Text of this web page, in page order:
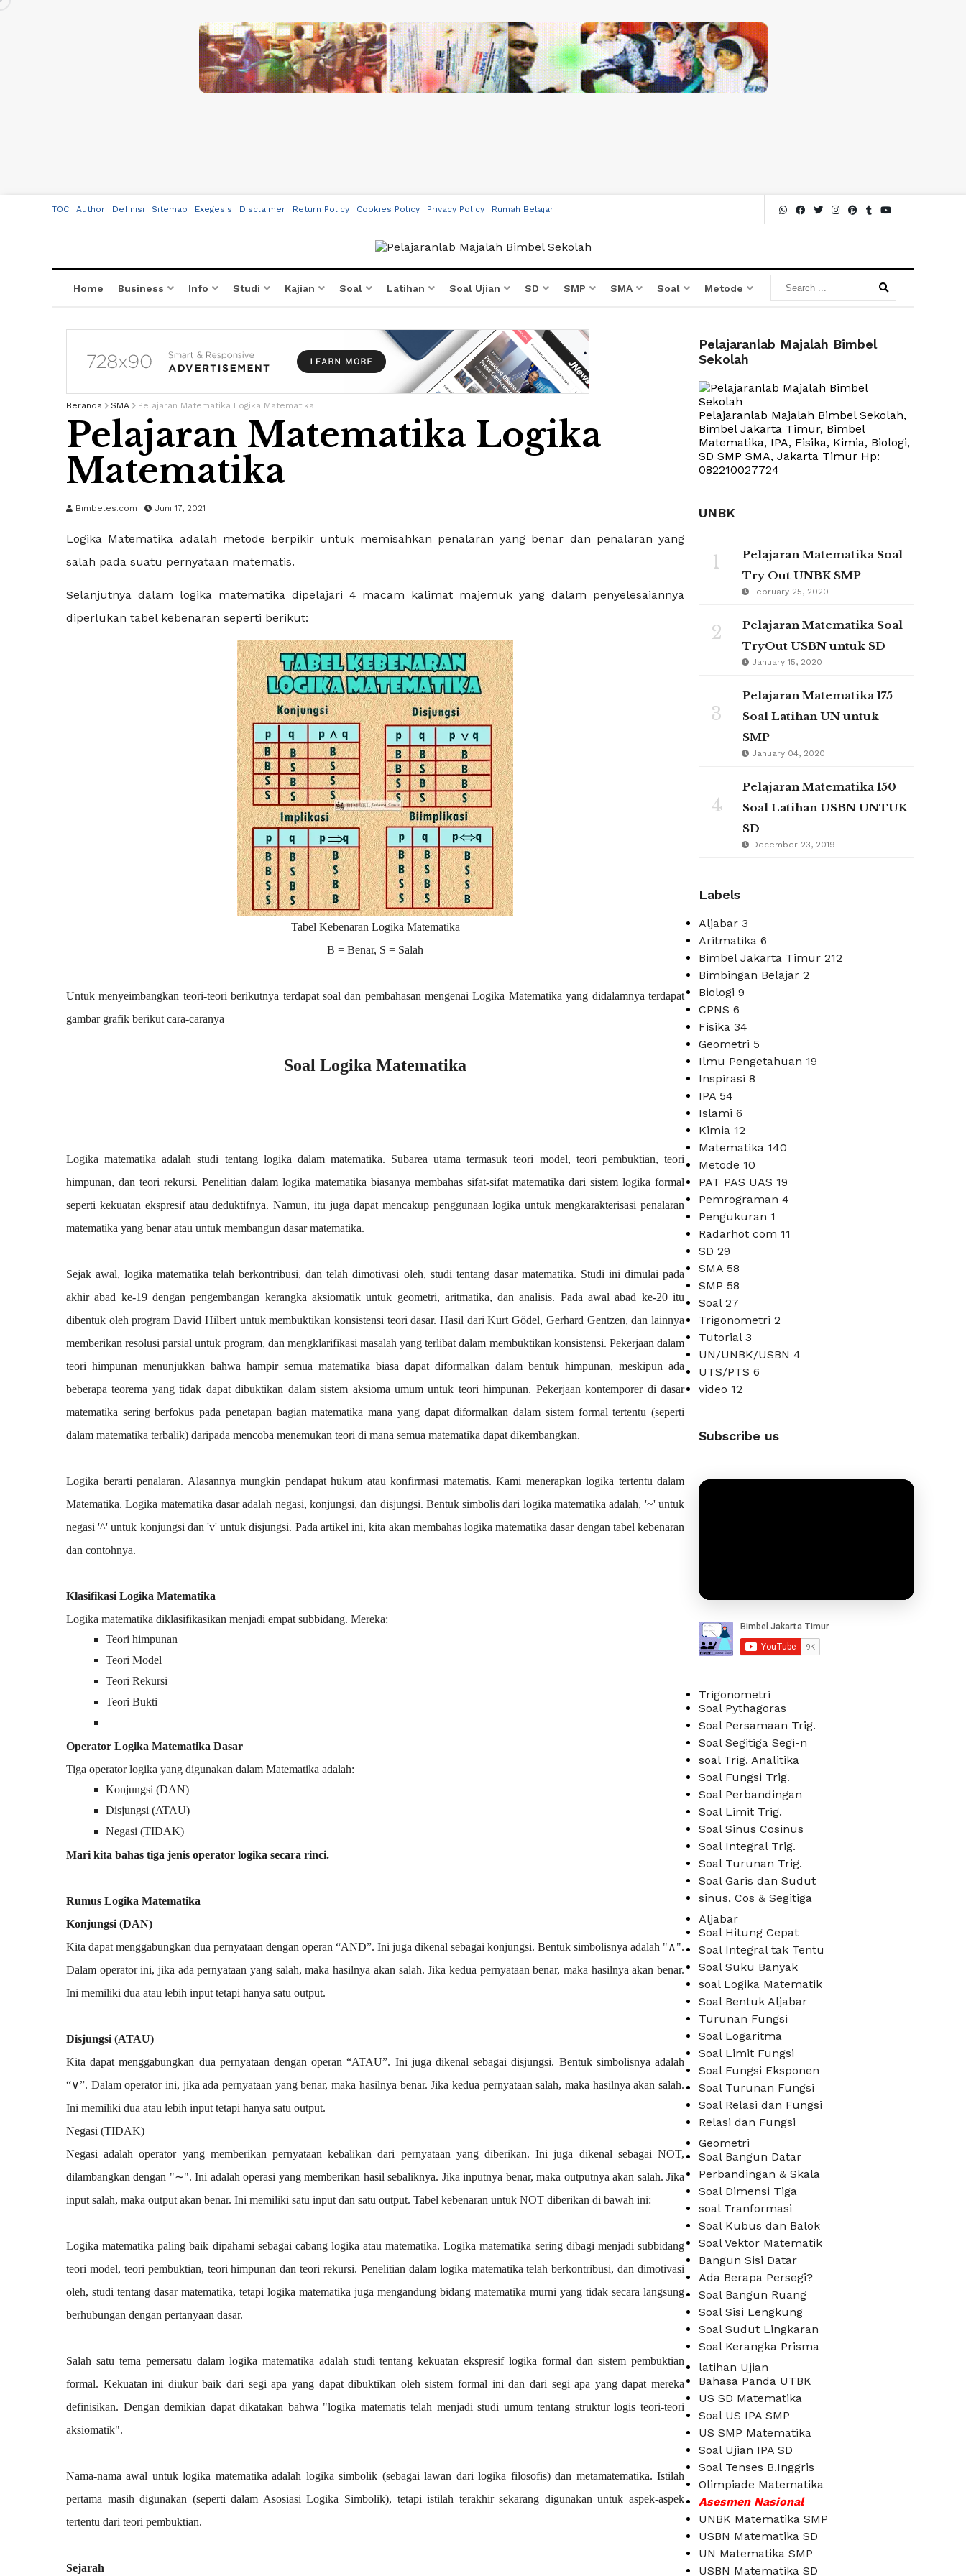
TOC Author Definisi Sitemap Exegesis Disclaimer Return Policy Cookies Policy Privacy Policy Rumah Belajar
Home Business Info Studi Kajian Soal Latihan Soal Ujian SD SMP SMA Soal Metode
Beranda SMA Pelajaran Matematika Logika Matematika
Pelajaran Matematika Logika
Matematika
Bimbeles.com Juni 17, 2021
Logika Matematika adalah metode berpikir untuk memisahkan penalaran yang benar dan penalaran yang
salah pada suatu pernyataan matematis.
Selanjutnya dalam logika matematika dipelajari 4 macam kalimat majemuk yang dalam penyelesaiannya
diperlukan tabel kebenaran seperti berikut:
Tabel Kebenaran Logika Matematika
B = Benar, S = Salah
Untuk menyeimbangkan teori-teori berikutnya terdapat soal dan pembahasan mengenai Logika Matematika yang didalamnya terdapat
gambar grafik berikut cara-caranya
Soal Logika Matematika
Logika matematika adalah studi tentang logika dalam matematika. Subarea utama termasuk teori model, teori pembuktian, teori
himpunan, dan teori rekursi. Penelitian dalam logika matematika biasanya membahas sifat-sifat matematika dari sistem logika formal
seperti kekuatan ekspresif atau deduktifnya. Namun, itu juga dapat mencakup penggunaan logika untuk mengkarakterisasi penalaran
matematika yang benar atau untuk membangun dasar matematika.
Sejak awal, logika matematika telah berkontribusi, dan telah dimotivasi oleh, studi tentang dasar matematika. Studi ini dimulai pada
akhir abad ke-19 dengan pengembangan kerangka aksiomatik untuk geometri, aritmatika, dan analisis. Pada awal abad ke-20 itu
dibentuk oleh program David Hilbert untuk membuktikan konsistensi teori dasar. Hasil dari Kurt Gödel, Gerhard Gentzen, dan lainnya
memberikan resolusi parsial untuk program, dan mengklarifikasi masalah yang terlibat dalam membuktikan konsistensi. Pekerjaan dalam
teori himpunan menunjukkan bahwa hampir semua matematika biasa dapat diformalkan dalam bentuk himpunan, meskipun ada
beberapa teorema yang tidak dapat dibuktikan dalam sistem aksioma umum untuk teori himpunan. Pekerjaan kontemporer di dasar
matematika sering berfokus pada penetapan bagian matematika mana yang dapat diformalkan dalam sistem formal tertentu (seperti
dalam matematika terbalik) daripada mencoba menemukan teori di mana semua matematika dapat dikembangkan.
Logika berarti penalaran. Alasannya mungkin pendapat hukum atau konfirmasi matematis. Kami menerapkan logika tertentu dalam
Matematika. Logika matematika dasar adalah negasi, konjungsi, dan disjungsi. Bentuk simbolis dari logika matematika adalah, '~' untuk
negasi '^' untuk konjungsi dan 'v' untuk disjungsi. Pada artikel ini, kita akan membahas logika matematika dasar dengan tabel kebenaran
dan contohnya.
Klasifikasi Logika Matematika
Logika matematika diklasifikasikan menjadi empat subbidang. Mereka:
Teori himpunan
Teori Model
Teori Rekursi
Teori Bukti
Operator Logika Matematika Dasar
Tiga operator logika yang digunakan dalam Matematika adalah:
Konjungsi (DAN)
Disjungsi (ATAU)
Negasi (TIDAK)
Mari kita bahas tiga jenis operator logika secara rinci.
Rumus Logika Matematika
Konjungsi (DAN)
Kita dapat menggabungkan dua pernyataan dengan operan “AND”. Ini juga dikenal sebagai konjungsi. Bentuk simbolisnya adalah "∧".
Dalam operator ini, jika ada pernyataan yang salah, maka hasilnya akan salah. Jika kedua pernyataan benar, maka hasilnya akan benar.
Ini memiliki dua atau lebih input tetapi hanya satu output.
Disjungsi (ATAU)
Kita dapat menggabungkan dua pernyataan dengan operan “ATAU”. Ini juga dikenal sebagai disjungsi. Bentuk simbolisnya adalah
“∨”. Dalam operator ini, jika ada pernyataan yang benar, maka hasilnya benar. Jika kedua pernyataan salah, maka hasilnya akan salah.
Ini memiliki dua atau lebih input tetapi hanya satu output.
Negasi (TIDAK)
Negasi adalah operator yang memberikan pernyataan kebalikan dari pernyataan yang diberikan. Ini juga dikenal sebagai NOT,
dilambangkan dengan "∼". Ini adalah operasi yang memberikan hasil sebaliknya. Jika inputnya benar, maka outputnya akan salah. Jika
input salah, maka output akan benar. Ini memiliki satu input dan satu output. Tabel kebenaran untuk NOT diberikan di bawah ini:
Logika matematika paling baik dipahami sebagai cabang logika atau matematika. Logika matematika sering dibagi menjadi subbidang
teori model, teori pembuktian, teori himpunan dan teori rekursi. Penelitian dalam logika matematika telah berkontribusi, dan dimotivasi
oleh, studi tentang dasar matematika, tetapi logika matematika juga mengandung bidang matematika murni yang tidak secara langsung
berhubungan dengan pertanyaan dasar.
Salah satu tema pemersatu dalam logika matematika adalah studi tentang kekuatan ekspresif logika formal dan sistem pembuktian
formal. Kekuatan ini diukur baik dari segi apa yang dapat dibuktikan oleh sistem formal ini dan dari segi apa yang dapat mereka
definisikan. Dengan demikian dapat dikatakan bahwa "logika matematis telah menjadi studi umum tentang struktur logis teori-teori
aksiomatik".
Nama-nama awal untuk logika matematika adalah logika simbolik (sebagai lawan dari logika filosofis) dan metamatematika. Istilah
pertama masih digunakan (seperti dalam Asosiasi Logika Simbolik), tetapi istilah terakhir sekarang digunakan untuk aspek-aspek
tertentu dari teori pembuktian.
Sejarah
Pelajaranlab Majalah Bimbel
Sekolah
Pelajaranlab Majalah Bimbel Sekolah,
Bimbel Jakarta Timur, Bimbel
Matematika, IPA, Fisika, Kimia, Biologi,
SD SMP SMA, Jakarta Timur Hp:
082210027724
UNBK
1
Pelajaran Matematika Soal
Try Out UNBK SMP
February 25, 2020
2
Pelajaran Matematika Soal
TryOut USBN untuk SD
January 15, 2020
3
Pelajaran Matematika 175
Soal Latihan UN untuk
SMP
January 04, 2020
4
Pelajaran Matematika 150
Soal Latihan USBN UNTUK
SD
December 23, 2019
Labels
Aljabar 3
Aritmatika 6
Bimbel Jakarta Timur 212
Bimbingan Belajar 2
Biologi 9
CPNS 6
Fisika 34
Geometri 5
Ilmu Pengetahuan 19
Inspirasi 8
IPA 54
Islami 6
Kimia 12
Matematika 140
Metode 10
PAT PAS UAS 19
Pemrograman 4
Pengukuran 1
Radarhot com 11
SD 29
SMA 58
SMP 58
Soal 27
Trigonometri 2
Tutorial 3
UN/UNBK/USBN 4
UTS/PTS 6
video 12
Subscribe us
Trigonometri
Soal Pythagoras
Soal Persamaan Trig.
Soal Segitiga Segi-n
soal Trig. Analitika
Soal Fungsi Trig.
Soal Perbandingan
Soal Limit Trig.
Soal Sinus Cosinus
Soal Integral Trig.
Soal Turunan Trig.
Soal Garis dan Sudut
sinus, Cos & Segitiga
Aljabar
Soal Hitung Cepat
Soal Integral tak Tentu
Soal Suku Banyak
soal Logika Matematik
Soal Bentuk Aljabar
Turunan Fungsi
Soal Logaritma
Soal Limit Fungsi
Soal Fungsi Eksponen
Soal Turunan Fungsi
Soal Relasi dan Fungsi
Relasi dan Fungsi
Geometri
Soal Bangun Datar
Perbandingan & Skala
Soal Dimensi Tiga
soal Tranformasi
Soal Kubus dan Balok
Soal Vektor Matematik
Bangun Sisi Datar
Ada Berapa Persegi?
Soal Bangun Ruang
Soal Sisi Lengkung
Soal Sudut Lingkaran
Soal Kerangka Prisma
latihan Ujian
Bahasa Panda UTBK
US SD Matematika
Soal US IPA SMP
US SMP Matematika
Soal Ujian IPA SD
Soal Tenses B.Inggris
Olimpiade Matematika
Asesmen Nasional
UNBK Matematika SMP
USBN Matematika SD
UN Matematika SMP
USBN Matematika SD